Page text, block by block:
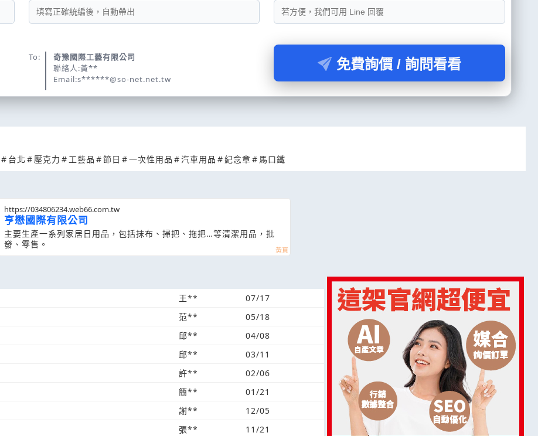
To:
奇豫國際工藝有限公司
聯絡人:黃**
Email:s******@so-net.net.tw
免費詢價 / 詢問看看
# 台北 # 壓克力 # 工藝品 #節日 #一次性用品 #汽車用品 #紀念章# 馬口鐵
https://034806234.web66.com.tw
亨懋國際有限公司
主要生產一系列家居日用品，包括抹布、掃把、拖把…等清潔用品，批
發、零售。
王**
07/17
范**
05/18
邱**
04/08
邱**
03/11
許**
02/06
簡**
01/21
謝**
12/05
張**
11/21